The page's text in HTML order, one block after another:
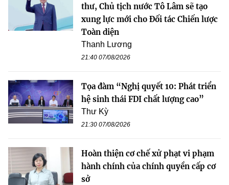
thư, Chủ tịch nước Tô Lâm sẽ tạo
xung lực mới cho Đối tác Chiến lược
Toàn diện
Thanh Lương
21:40 07/08/2026
Tọa đàm “Nghị quyết 10: Phát triển
hệ sinh thái FDI chất lượng cao”
Thư Kỳ
21:30 07/08/2026
Hoàn thiện cơ chế xử phạt vi phạm
hành chính của chính quyền cấp cơ
sở